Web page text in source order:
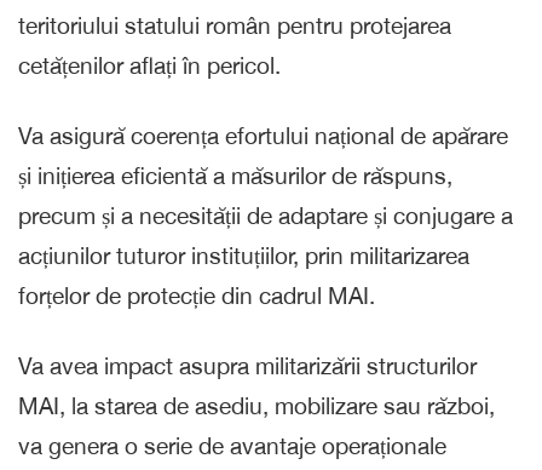
teritoriului statului român pentru protejarea
cetățenilor aflați în pericol.
Va asigură coerența efortului național de apărare
și inițierea eficientă a măsurilor de răspuns,
precum și a necesității de adaptare și conjugare a
acțiunilor tuturor instituțiilor, prin militarizarea
forțelor de protecție din cadrul MAI.
Va avea impact asupra militarizării structurilor
MAI, la starea de asediu, mobilizare sau război,
va genera o serie de avantaje operaționale